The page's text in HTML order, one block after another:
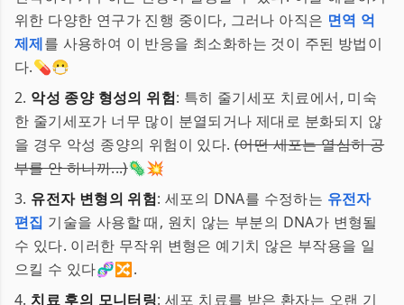
위한 다양한 연구가 진행 중이다, 그러나 아직은 면역 억
제제를 사용하여 이 반응을 최소화하는 것이 주된 방법이
다.💊😷
2. 악성 종양 형성의 위험: 특히 줄기세포 치료에서, 미숙
한 줄기세포가 너무 많이 분열되거나 제대로 분화되지 않
을 경우 악성 종양의 위험이 있다. (어떤 세포는 열심히 공
부를 안 하니까...)🦠💥
3. 유전자 변형의 위험: 세포의 DNA를 수정하는 유전자
편집 기술을 사용할 때, 원치 않는 부분의 DNA가 변형될
수 있다. 이러한 무작위 변형은 예기치 않은 부작용을 일
으킬 수 있다🧬🔀.
4.치료 후의 모니터링: 세포 치료를 받은 환자는 오랜 기